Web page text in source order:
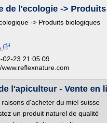
de l'ecologie ->
-> Produits biologiques
02-23 21:05:09
www.reflexnature.com
l'apiculteur - Vente en
raisons d'acheter du miel suisse
un produit naturel de qualité